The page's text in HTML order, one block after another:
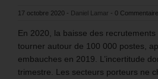
17 octobre 2020 - Daniel Lamar - 0 Commentaire
En 2020, la baisse des
tourner autour de 100 000 postes,
embauches en 2019. L’incertitude
trimestre. Les secteurs porteurs ne